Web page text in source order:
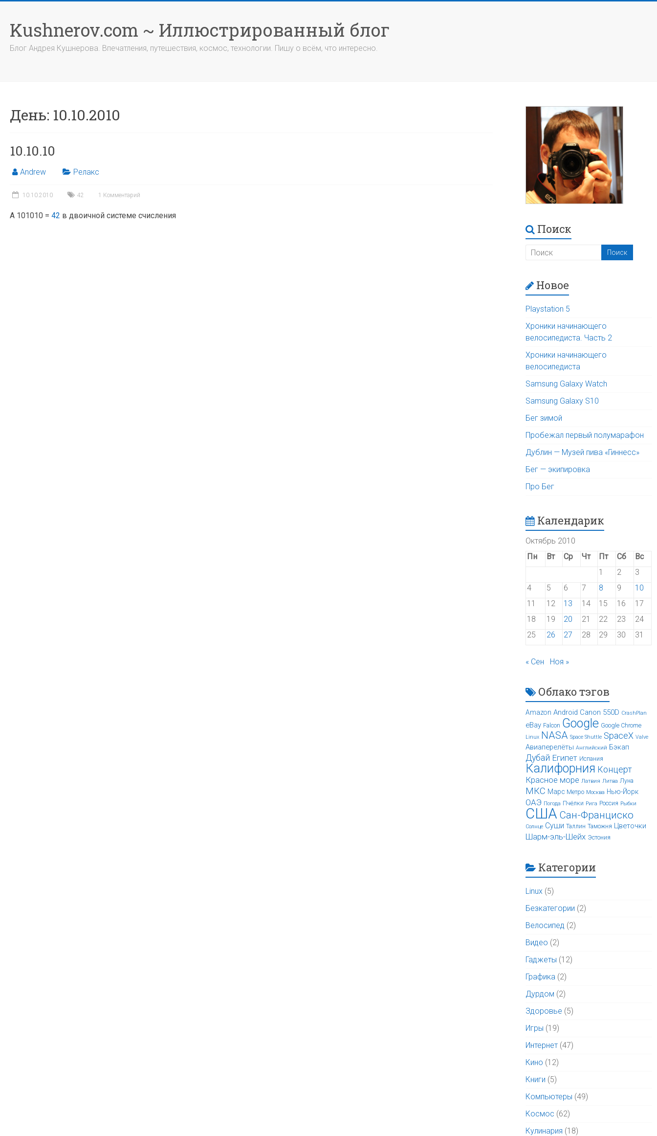
содержимому
Kushnerov.com ~ Иллюстрированный блог
Блог Андрея Кушнерова. Впечатления, путешествия, космос, технологии. Пишу о всём, что интересно.
День: 10.10.2010
10.10.10
Andrew Релакс
10.10.2010 42 1 Комментарий
А 101010 = 42 в двоичной системе счисления
Поиск
Новое
Playstation 5
Хроники начинающего
велосипедиста. Часть 2
Хроники начинающего
велосипедиста
Samsung Galaxy Watch
Samsung Galaxy S10
Бег зимой
Пробежал первый полумарафон
Дублин — Музей пива «Гиннесс»
Бег — экипировка
Про Бег
Календарик
Октябрь 2010
Пн
Вт Ср Чт Пт Сб
Вс
1
2
3
4
5 6 7 8 9
10
11
12 13 14 15 16
17
18
19 20 21 22 23
24
25
26 27 28 29 30 31
« Сен Ноя »
Облако тэгов
Amazon Android Canon 550D CrashPlan
eBay Falcon Google Google Chrome
Linux NASA Space Shuttle SpaceX Valve
Авиаперелёты Английский Бэкап
Дубай Египет Испания
Калифорния Концерт
Красное море Латвия Литва Луна
МКС Марс Метро Москва Нью-Йорк
ОАЭ Погода Пчёлки Рига Россия Рыбки
США Сан-Франциско
Солнце Суши Таллин Таможня Цветочки
Шарм-эль-Шейх Эстония
Категории
Linux (5)
Безкатегории (2)
Велосипед (2)
Видео (2)
Гаджеты (12)
Графика (2)
Дурдом (2)
Здоровье (5)
Игры (19)
Интернет (47)
Кино (12)
Книги (5)
Компьютеры (49)
Космос (62)
Кулинария (18)